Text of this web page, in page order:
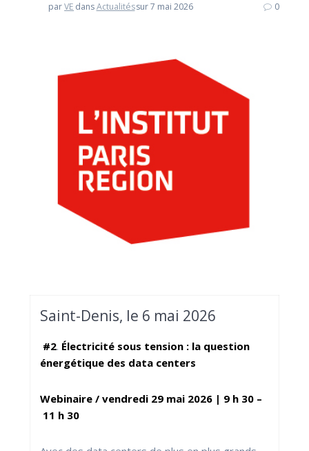
parVE dansActualitéssur 7 mai 2026 0
Saint-Denis, le 6 mai 2026
#2. Électricité sous tension : la question
énergétique des data centers
Webinaire / vendredi 29 mai 2026 | 9 h 30 –
11 h 30